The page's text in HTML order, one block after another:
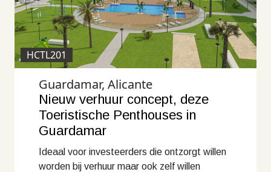
HCTL201
Guardamar, Alicante
Nieuw verhuur concept, deze
Toeristische Penthouses in
Guardamar
Ideaal voor investeerders die ontzorgt willen
worden bij verhuur maar ook zelf willen